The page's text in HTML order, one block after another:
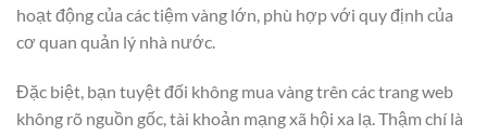
hoạt động của các tiệm vàng lớn, phù hợp với quy định của
cơ quan quản lý nhà nước.
Đặc biệt, bạn tuyệt đối không mua vàng trên các trang web
không rõ nguồn gốc, tài khoản mạng xã hội xa lạ. Thậm chí là